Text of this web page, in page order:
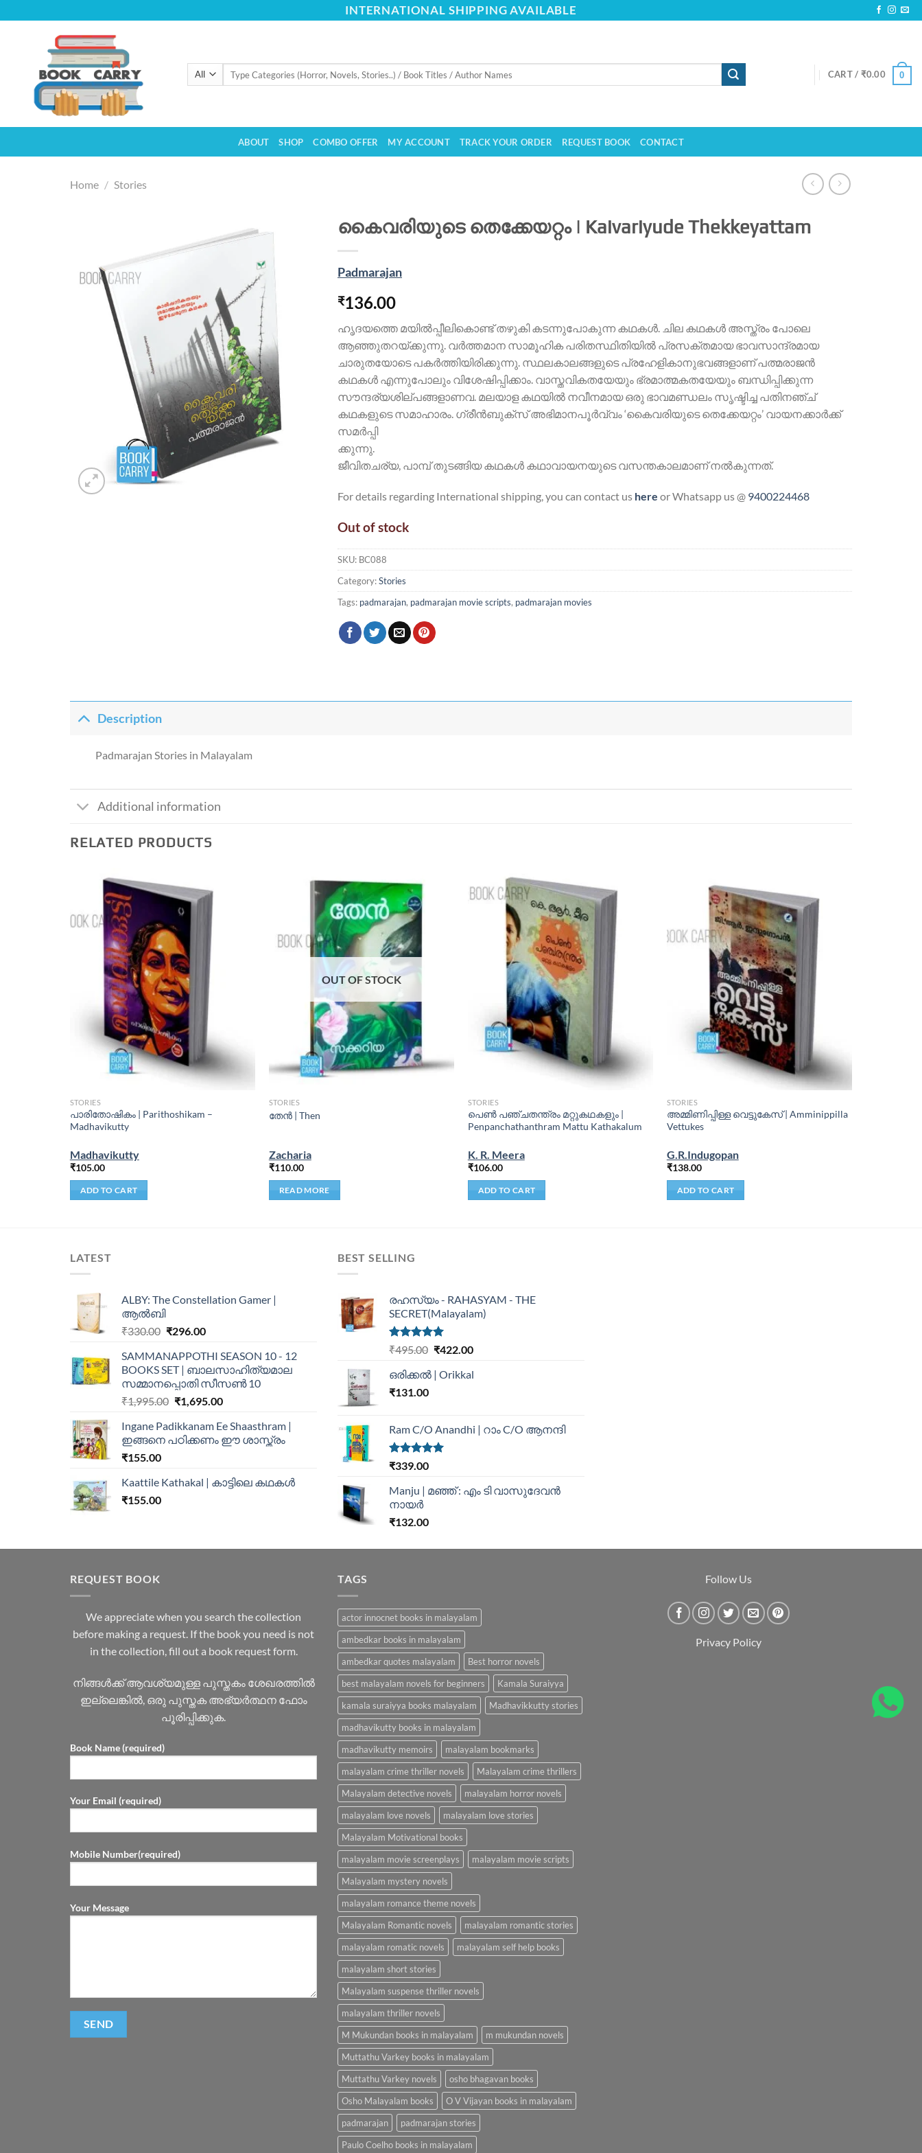
to
INTERNATIONAL SHIPPING AVAILABLE
CART / ₹0.00 0
ABOUT SHOP COMBO OFFER MY ACCOUNT TRACK YOUR ORDER REQUEST BOOK CONTACT
Home / Stories
കൈവരിയുടെ തെക്കേയറ്റം | Kaivariyude Thekkeyattam
Padmarajan
₹136.00
ഹൃദയത്തെ മയില്‍പ്പീലികൊണ്ട് തഴുകി കടന്നുപോകുന്ന കഥകള്‍. ചില കഥകള്‍ അസ്ത്രം പോലെ
ആഞ്ഞുതറയ്ക്കുന്നു. വര്‍ത്തമാന സാമൂഹിക പരിതസ്ഥിതിയില്‍ പ്രസക്തമായ ഭാവസാന്ദ്രമായ
ചാരുതയോടെ പകര്‍ത്തിയിരിക്കുന്നു. സ്ഥലകാലങ്ങളുടെ പ്രഹേളികാനുഭവങ്ങളാണ് പത്മരാജന്‍
കഥകള്‍ എന്നുപോലും വിശേഷിപ്പിക്കാം. വാസ്തവികതയേയും ഭ്രമാത്മകതയേയും ബന്ധിപ്പിക്കുന്ന
സൗന്ദര്യശില്പങ്ങളാണവ. മലയാള കഥയില്‍ നവീനമായ ഒരു ഭാവമണ്ഡലം സൃഷ്ടിച്ച പതിനഞ്ച്
കഥകളുടെ സമാഹാരം. ഗ്രീന്‍ബുക്‌സ് അഭിമാനപൂര്‍വ്വം ‘കൈവരിയുടെ തെക്കേയറ്റം’ വായനക്കാര്‍ക്ക്
സമര്‍പ്പി
ക്കുന്നു.
ജീവിതചര്യ, പാമ്പ് തുടങ്ങിയ കഥകള്‍ കഥാവായനയുടെ വസന്തകാലമാണ് നല്‍കുന്നത്.
For details regarding International shipping, you can contact us here or Whatsapp us @ 9400224468
Out of stock
SKU: BC088
Category:Stories
Tags: padmarajan, padmarajan movie scripts, padmarajan movies
Description
Padmarajan Stories in Malayalam
Additional information
RELATED PRODUCTS
STORIES
പാരിതോഷികം | Parithoshikam –
Madhavikutty
Madhavikutty
₹105.00
ADD TO CART
OUT OF STOCK
STORIES
തേൻ | Then
Zacharia
₹110.00
READ MORE
STORIES
പെണ്‍ പഞ്ചതന്ത്രം മറ്റുകഥകളും |
Penpanchathanthram Mattu Kathakalum
K. R. Meera
₹106.00
ADD TO CART
STORIES
അമ്മിണിപ്പിള്ള വെട്ടുകേസ് | Amminippilla
Vettukes
G.R.Indugopan
₹138.00
ADD TO CART
LATEST
ALBY: The Constellation Gamer |
ആൽബി
₹330.00 ₹296.00
SAMMANAPPOTHI SEASON 10 - 12
BOOKS SET | ബാലസാഹിത്യമാല
സമ്മാനപ്പൊതി സീസൺ 10
₹1,995.00 ₹1,695.00
Ingane Padikkanam Ee Shaasthram |
ഇങ്ങനെ പഠിക്കണം ഈ ശാസ്ത്രം
₹155.00
Kaattile Kathakal | കാട്ടിലെ കഥകള്‍
₹155.00
BEST SELLING
രഹസ്യം - RAHASYAM - THE
SECRET(Malayalam)
Rated5.00
₹495.00 ₹422.00
ഒരിക്കൽ | Orikkal
₹131.00
Ram C/O Anandhi | റാം C/O ആനന്ദി
Rated5.00
₹339.00
Manju | മഞ്ഞ് : എം ടി വാസുദേവന്‍
നായര്‍
₹132.00
REQUEST BOOK
We appreciate when you search the collection
before making a request. If the book you need is not
in the collection, fill out a book request form.
നിങ്ങൾക്ക് ആവശ്യമുള്ള പുസ്തകം ശേഖരത്തിൽ
ഇല്ലെങ്കിൽ, ഒരു പുസ്തക അഭ്യർത്ഥന ഫോം
പൂരിപ്പിക്കുക.
Book Name (required)
Your Email (required)
Mobile Number(required)
Your Message
TAGS
actor innocnet books in malayalam
ambedkar books in malayalam
ambedkar quotes malayalam
Best horror novels
best malayalam novels for beginners
Kamala Suraiyya
kamala suraiyya books malayalam
Madhavikkutty stories
madhavikutty books in malayalam
madhavikutty memoirs
malayalam bookmarks
malayalam crime thriller novels
Malayalam crime thrillers
Malayalam detective novels
malayalam horror novels
malayalam love novels
malayalam love stories
Malayalam Motivational books
malayalam movie screenplays
malayalam movie scripts
Malayalam mystery novels
malayalam romance theme novels
Malayalam Romantic novels
malayalam romantic stories
malayalam romatic novels
malayalam self help books
malayalam short stories
Malayalam suspense thriller novels
malayalam thriller novels
M Mukundan books in malayalam
m mukundan novels
Muttathu Varkey books in malayalam
Muttathu Varkey novels
osho bhagavan books
Osho Malayalam books
O V Vijayan books in malayalam
padmarajan
padmarajan stories
Paulo Coelho books in malayalam
Follow Us
Privacy Policy